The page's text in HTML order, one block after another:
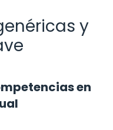
y
en